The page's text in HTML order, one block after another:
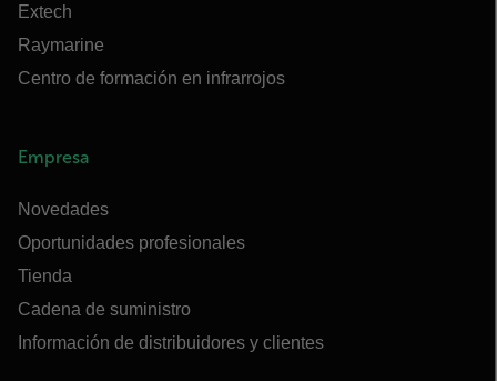
Extech
Raymarine
Centro de formación en infrarrojos
Empresa
Novedades
Oportunidades profesionales
Tienda
Cadena de suministro
Información de distribuidores y clientes